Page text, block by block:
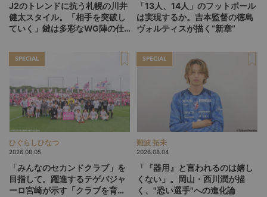
J2のトレンドに抗う札幌の川井
健太スタイル。「相手を突破し
ていく」鍵は多彩なWG陣の仕
「13人、14人」のフットボール
は実現するか。吉本監督の徳島
ヴォルティスが描く“新章”
SPECIAL
ひぐらしひなつ
2026.08.05
「みんなのセカンドクラブ」を
目指して。躍進するテゲバジャ
ーロ宮崎が示す「クラブを育て
SPECIAL
難波 拓未
2026.08.04
「『器用』と言われるのは嬉し
くない」。岡山・西川潤が描
く、"恐い選手"への進化論